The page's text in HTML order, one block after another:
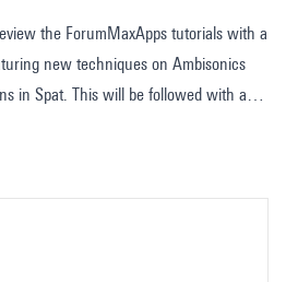
the ForumMaxApps tutorials with a
new techniques on Ambisonics
in Spat. This will be followed with an